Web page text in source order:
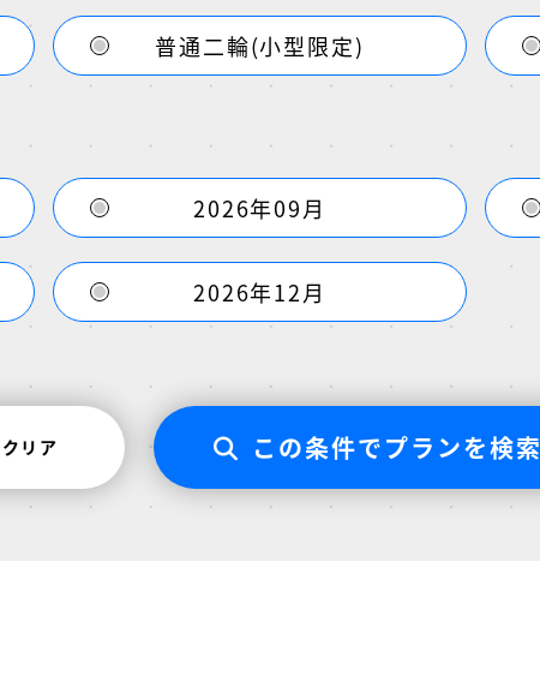
普通二輪(小型限定)
2026年09月
2026年12月
クリア この条件でプランを検索